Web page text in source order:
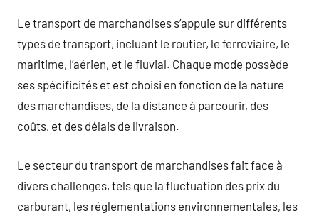
Le transport de marchandises s’appuie sur différents
types de transport, incluant le routier, le ferroviaire, le
maritime, l’aérien, et le fluvial. Chaque mode possède
ses spécificités et est choisi en fonction de la nature
des marchandises, de la distance à parcourir, des
coûts, et des délais de livraison.
Le secteur du transport de marchandises fait face à
divers challenges, tels que la fluctuation des prix du
carburant, les réglementations environnementales, les